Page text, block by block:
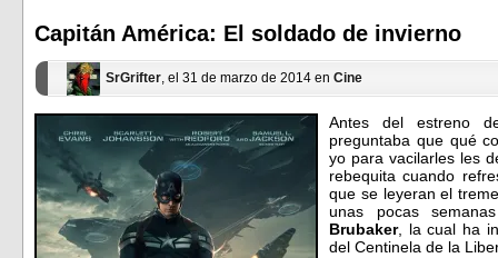
Capitán América: El soldado de invierno
SrGrifter, el 31 de marzo de 2014 en Cine
Antes del estreno
preguntaba que qué
yo para vacilarles les
rebequita cuando
que se leyeran el
unas pocas
Brubaker, la cual ha
del Centinela de la